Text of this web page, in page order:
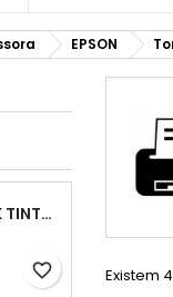
EPSON
PFI-050 PACK TINTAS COMPATIVEIS
favorite_border Existem